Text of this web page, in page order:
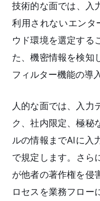
技術的な面では、入
利用されないエンタ
ウド環境を選定する
た、機密情報を検知
フィルター機能の導
人的な面では、入力
ク、社内限定、極秘
ルの情報までAIに入
で規定します。さら
が他者の著作権を侵
ロセスを業務フロー